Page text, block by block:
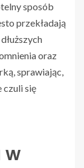
sposób
przekładają
oraz
sprawiając,
czuli się
w